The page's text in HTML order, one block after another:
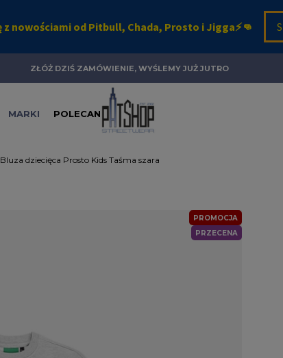
ZŁÓŻ DZIŚ ZAMÓWIENIE, WYŚLEMY JUŻ JUTRO
MARKI POLECANE
Bluza dziecięca Prosto Kids Taśma szara
PROMOCJA
PRZECENA